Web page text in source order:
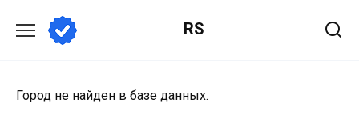
содержанию
RS
Город не найден в базе данных.